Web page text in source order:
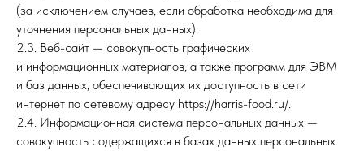
(за исключением случаев, если обработка необходима для
уточнения персональных данных).
2.3. Веб-сайт — совокупность графических
и информационных материалов, а также программ для ЭВМ
и баз данных, обеспечивающих их доступность в сети
интернет по сетевому адресу https://harris-food.ru/.
2.4. Информационная система персональных данных —
совокупность содержащихся в базах данных персональных